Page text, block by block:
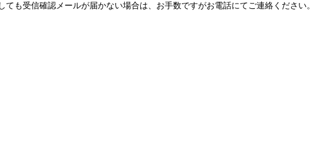
も受信確認メールが届かない場合は、お手数ですがお電話にてご連絡ください。